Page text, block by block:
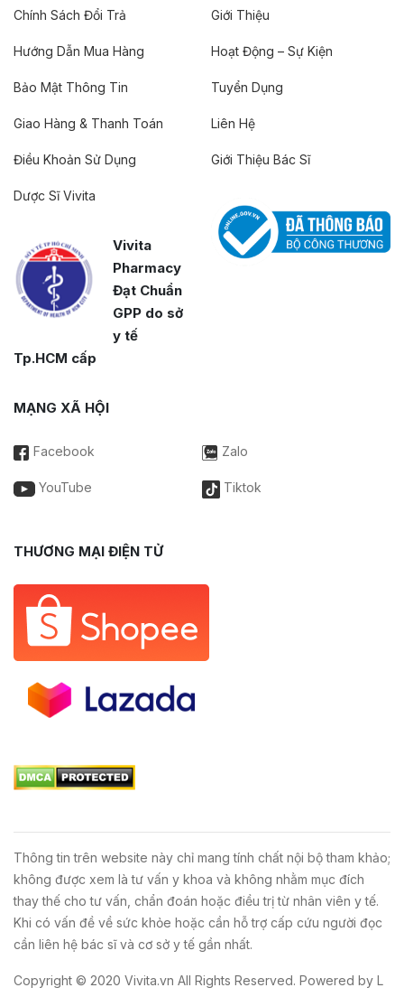
Chính Sách Đổi Trả
Hướng Dẫn Mua Hàng
Bảo Mật Thông Tin
Giao Hàng & Thanh Toán
Điều Khoản Sử Dụng
Dược Sĩ Vivita
Vivita
Pharmacy
Đạt Chuẩn
GPP do sở
y tế
Tp.HCM cấp
Giới Thiệu
Hoạt Động – Sự Kiện
Tuyển Dụng
Liên Hệ
Giới Thiệu Bác Sĩ
MẠNG XÃ HỘI
Facebook Zalo
YouTube Tiktok
THƯƠNG MẠI ĐIỆN TỬ
Thông tin trên website này chỉ mang tính chất nội bộ tham khảo;
không được xem là tư vấn y khoa và không nhằm mục đích
thay thế cho tư vấn, chẩn đoán hoặc điều trị từ nhân viên y tế.
Khi có vấn đề về sức khỏe hoặc cần hỗ trợ cấp cứu người đọc
cần liên hệ bác sĩ và cơ sở y tế gần nhất.
Copyright © 2020 Vivita.vn All Rights Reserved. Powered by L